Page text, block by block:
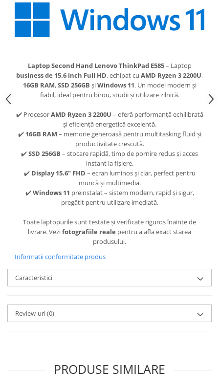
Laptop Second Hand Lenovo ThinkPad E585– Laptop
business de 15.6 inch Full HD, echipat cu AMD Ryzen 3 2200U,
16GB RAM,SSD 256GB șiWindows 11. Un model modern și
fiabil, ideal pentru birou, studii și utilizare zilnică.
✔️ ProcesorAMD Ryzen 3 2200U – oferă performanță echilibrată
și eficiență energetică excelentă.
✔️ 16GB RAM – memorie generoasă pentru multitasking fluid și
productivitate crescută.
✔️SSD 256GB – stocare rapidă, timp de pornire redus și acces
instant la fișiere.
✔️ Display 15.6" FHD – ecran luminos și clar, perfect pentru
muncă și multimedia.
✔️Windows 11 preinstalat – sistem modern, rapid și sigur,
pregătit pentru utilizare imediată.
Toate laptopurile sunt testate și verificate riguros înainte de
livrare. Vezifotografiile reale pentru a afla exact starea
produsului.
Informatii conformitate produs
Caracteristici
Review-uri(0)
PRODUSE SIMILARE